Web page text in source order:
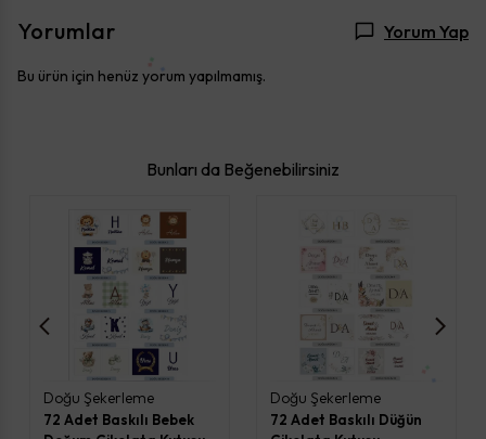
Yorumlar Yorum Yap
Bu ürün için henüz yorum yapılmamış.
Bunları da Beğenebilirsiniz
Doğu Şekerleme
72 Adet Baskılı Bebek
Doğu Şekerleme
72 Adet Baskılı Düğün